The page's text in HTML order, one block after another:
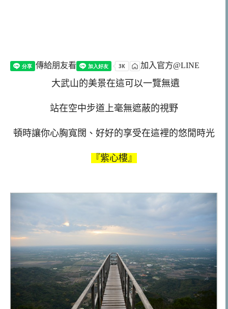
傳給朋友看 加入官方@LINE
大武山的美景在這可以一覽無遺
站在空中步道上毫無遮蔽的視野
頓時讓你心胸寬闊、好好的享受在這裡的悠閒時光
『紫心樓』